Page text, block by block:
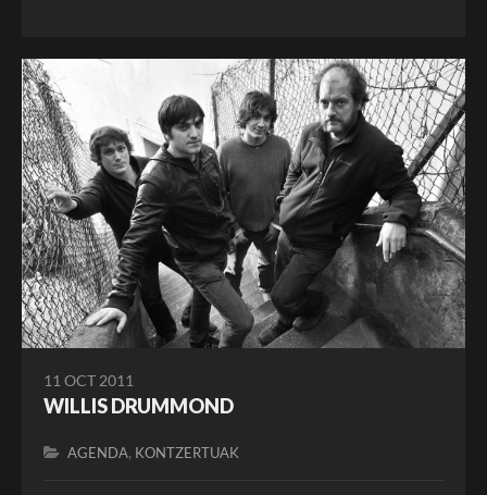
11 OCT 2011
WILLIS DRUMMOND
AGENDA, KONTZERTUAK